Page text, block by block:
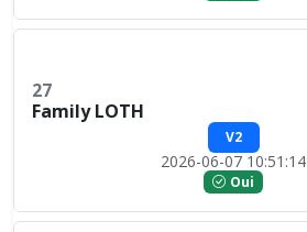
27
Family LOTH
V2
2026-06-07 10:51:14
Oui